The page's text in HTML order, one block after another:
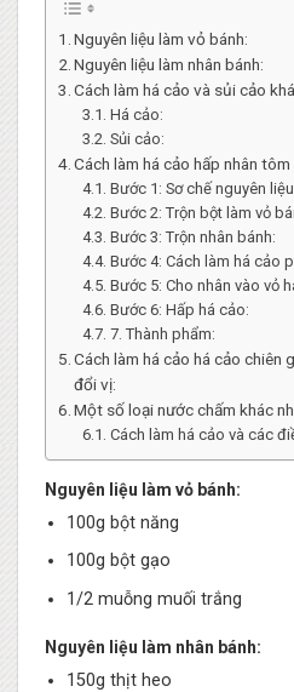
Nguyên liệu làm vỏ bánh:
Nguyên liệu làm nhân bánh:
Cách làm há cảo và sủi cảo
Há cảo:
Sủi cảo:
Cách làm há cảo hấp nhân
Bước 1: Sơ chế nguyên
Bước 2: Trộn bột làm vỏ
Bước 3: Trộn nhân bánh:
Bước 4: Cách làm há cảo
Bước 5: Cho nhân vào vỏ
Bước 6: Hấp há cảo:
7. Thành phẩm:
Cách làm há cảo há cảo chiên
đổi vị:
Một số loại nước chấm khác
Cách làm há cảo và các
Nguyên liệu làm vỏ bánh:
100g bột năng
100g bột gạo
1/2 muỗng muối trắng
Nguyên liệu làm nhân bánh:
150g thịt heo